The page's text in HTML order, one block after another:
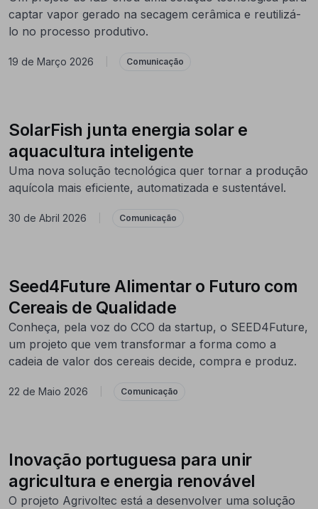
captar vapor gerado na secagem cerâmica e reutilizá-
lo no processo produtivo.
19 de Março 2026 Comunicação
SolarFish junta energia solar e
aquacultura inteligente
Uma nova solução tecnológica quer tornar a produção
aquícola mais eficiente, automatizada e sustentável.
30 de Abril 2026 Comunicação
Seed4Future Alimentar o Futuro com
Cereais de Qualidade
Conheça, pela voz do CCO da startup, o SEED4Future,
um projeto que vem transformar a forma como a
cadeia de valor dos cereais decide, compra e produz.
22 de Maio 2026 Comunicação
Inovação portuguesa para unir
agricultura e energia renovável
O projeto Agrivoltec está a desenvolver uma solução